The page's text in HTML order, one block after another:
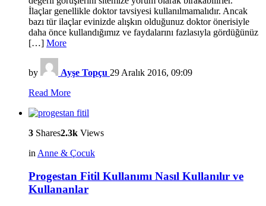
İlaçlar genellikle doktor tavsiyesi kullanılmamalıdır. Ancak
bazı tür ilaçlar evinizde alışkın olduğunuz doktor önerisiyle
daha önce kullandığımız ve faydalarını fazlasıyla gördüğünüz
[…] More
by Ayşe Topçu 29 Aralık 2016, 09:09
Read More
3 Shares2.3k Views
in Anne & Çocuk
Progestan Fitil Kullanımı Nasıl Kullanılır ve
Kullananlar